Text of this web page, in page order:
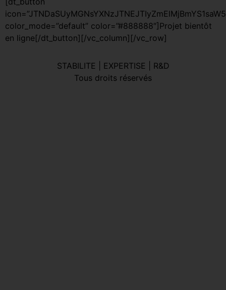
color_mode=”default” color=”#888888″]Projet bientôt
en ligne[/dt_button][/vc_column][/vc_row]
STABILITE | EXPERTISE | R&D
Tous droits réservés